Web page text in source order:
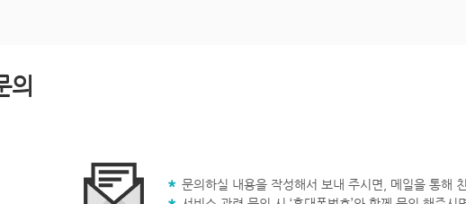
의
문의하실 내용을 작성해서 보내 주시면, 메일을 통해